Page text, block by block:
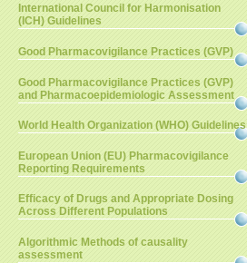
International Council for Harmonisation
(ICH) Guidelines
Good Pharmacovigilance Practices (GVP)
Good Pharmacovigilance Practices (GVP)
and Pharmacoepidemiologic Assessment
World Health Organization (WHO) Guidelines
European Union (EU) Pharmacovigilance
Reporting Requirements
Efficacy of Drugs and Appropriate Dosing
Across Different Populations
Algorithmic Methods of causality
assessment